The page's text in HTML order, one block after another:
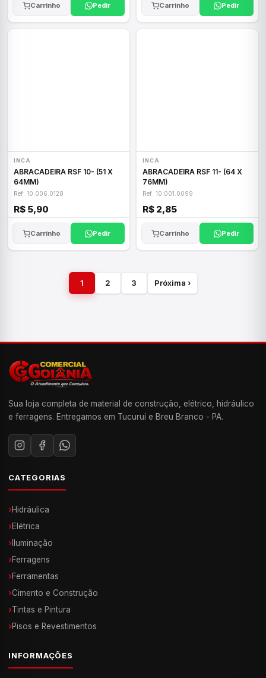
Carrinho Pedir Carrinho Pedir
INCA
ABRACADEIRA RSF 10- (51 X
64MM)
Ref: 10.006.0128
R$ 5,90
Carrinho Pedir
INCA
ABRACADEIRA RSF 11- (64 X
76MM)
Ref: 10.001.0099
R$ 2,85
Carrinho Pedir
1 2 3 Próxima ›
Sua loja completa de material de construção, elétrico, hidráulico
e ferragens. Entregamos em Tucuruí e Breu Branco - PA.
CATEGORIAS
›Hidráulica
›Elétrica
› Iluminação
›Ferragens
›Ferramentas
›Cimento e Construção
›Tintas e Pintura
›Pisos e Revestimentos
INFORMAÇÕES